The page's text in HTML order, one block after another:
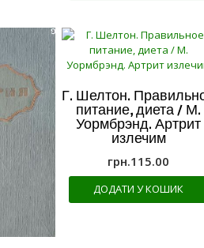
Г. Шелтон.
питание, диета / М.
Уормбрэнд. Артрит
излечим
грн.115.00
ДОДАТИ У КОШИК